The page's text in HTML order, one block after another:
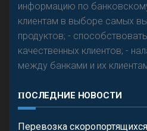
информацию по
клиентам в выборе самых
продуктов; -
качественных клиентов; -
между банками и их
ПОСЛЕДНИЕ НОВОСТИ
Перевозка